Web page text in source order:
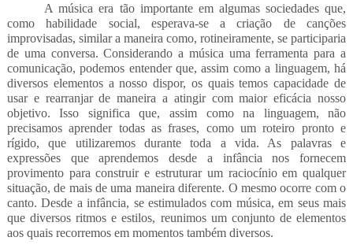
A música era tão importante em algumas sociedades que,
como habilidade social, esperava-se a criação de canções
improvisadas, similar a maneira como, rotineiramente, se participaria
de uma conversa. Considerando a música uma ferramenta para a
comunicação, podemos entender que, assim como a linguagem, há
diversos elementos a nosso dispor, os quais temos capacidade de
usar e rearranjar de maneira a atingir com maior eficácia nosso
objetivo. Isso significa que, assim como na linguagem, não
precisamos aprender todas as frases, como um roteiro pronto e
rígido, que utilizaremos durante toda a vida. As palavras e
expressões que aprendemos desde a infância nos fornecem
provimento para construir e estruturar um raciocínio em qualquer
situação, de mais de uma maneira diferente. O mesmo ocorre com o
canto. Desde a infância, se estimulados com música, em seus mais
que diversos ritmos e estilos, reunimos um conjunto de elementos
aos quais recorremos em momentos também diversos.